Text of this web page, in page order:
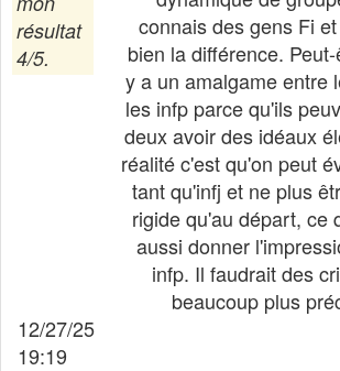
résultat
4/5.
connais des gens Fi
bien la différence.
y a un amalgame entre
les infp parce qu'ils
deux avoir des idéaux
réalité c'est qu'on peut
tant qu'infj et ne plus
rigide qu'au départ, ce
aussi donner
infp. Il faudrait des
beaucoup plus
12/27/25
19:19